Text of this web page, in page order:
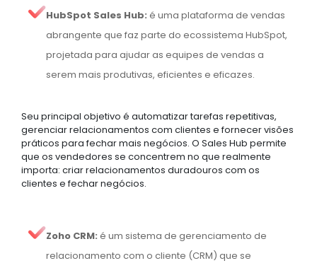
HubSpot Sales Hub: é uma plataforma de vendas
abrangente que faz parte do ecossistema HubSpot,
projetada para ajudar as equipes de vendas a
serem mais produtivas, eficientes e eficazes.
Seu principal objetivo é automatizar tarefas repetitivas,
gerenciar relacionamentos com clientes e fornecer visões
práticos para fechar mais negócios. O Sales Hub permite
que os vendedores se concentrem no que realmente
importa: criar relacionamentos duradouros com os
clientes e fechar negócios.
Zoho CRM: é um sistema de gerenciamento de
relacionamento com o cliente (CRM) que se